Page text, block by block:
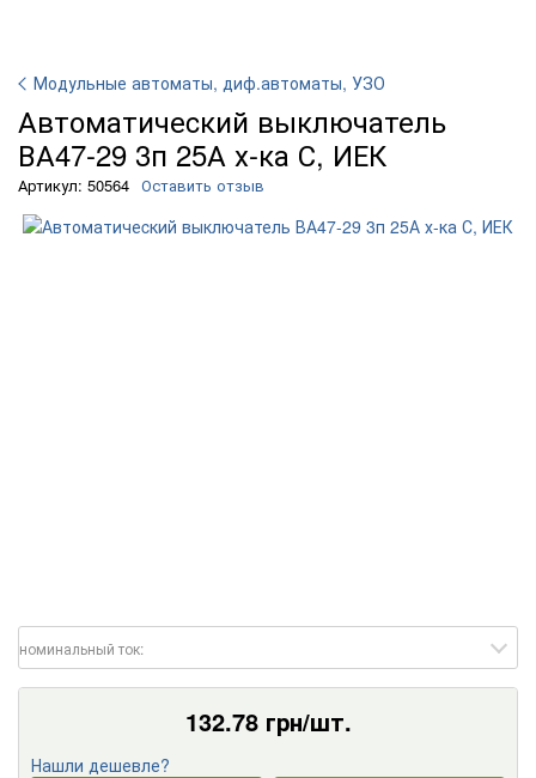
Модульные автоматы, диф.автоматы, УЗО
Автоматичеcкий выключатель
ВА47-29 3п 25А х-ка С, ИЕК
Артикул: 50564 Оставить отзыв
номинальный ток:
132.78грн/шт.
Нашли дешевле?